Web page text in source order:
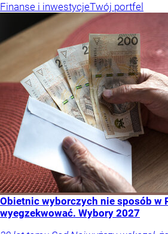
Finanse i inwestycjeTwój portfel
Obietnic wyborczych nie sposób w
wyegzekwować. Wybory 2027